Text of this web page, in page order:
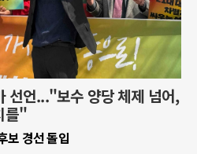
선언..."보수 양당 체제 넘어,
를"
보 경선 돌입